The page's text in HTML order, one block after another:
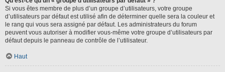
Si vous êtes membre de plus d’un groupe d’utilisateurs, votre groupe
d’utilisateurs par défaut est utilisé afin de déterminer quelle sera la couleur et
le rang qui vous sera assigné par défaut. Les administrateurs du forum
peuvent vous autoriser à modifier vous-même votre groupe d’utilisateurs par
défaut depuis le panneau de contrôle de l’utilisateur.
Haut